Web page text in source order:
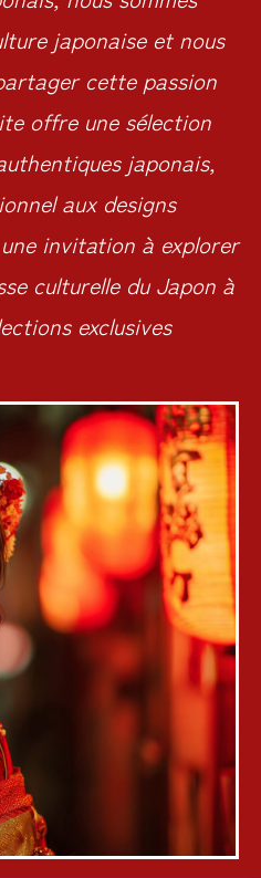
japonaise et nous
cette passion
offre une sélection
japonais,
aux designs
invitation à explorer
culturelle du Japon à
exclusives